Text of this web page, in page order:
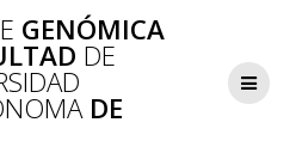
al
contenido
GENÓMICA
DE
DE